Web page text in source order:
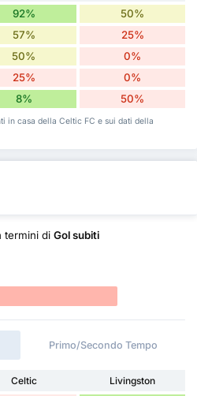
92% 50%
57% 25%
50% 0%
25% 0%
8% 50%
in casa della Celtic FC e sui dati della
termini di Gol subiti
Primo/Secondo Tempo
Celtic
Livingston